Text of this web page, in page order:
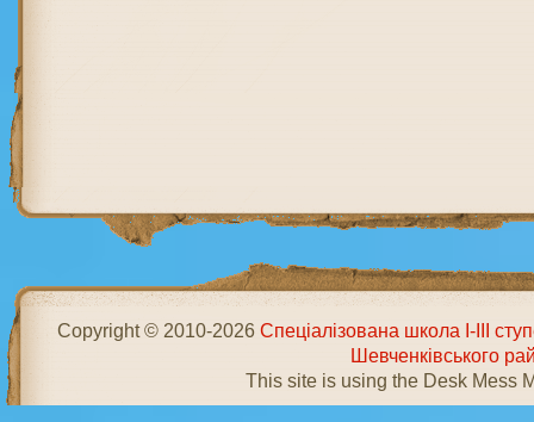
Copyright © 2010-2026Спеціалізована школа І-ІІІ
Шевченківського
This site is using the Desk Mess